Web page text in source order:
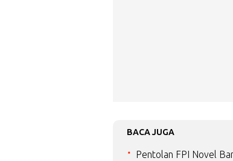
BACA JUGA
Pentolan FPI Novel